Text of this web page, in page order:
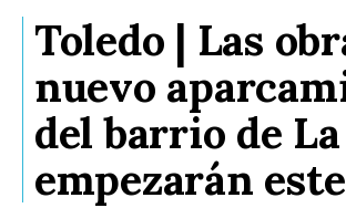
Toledo | Las
nuevo
del barrio de
empezarán